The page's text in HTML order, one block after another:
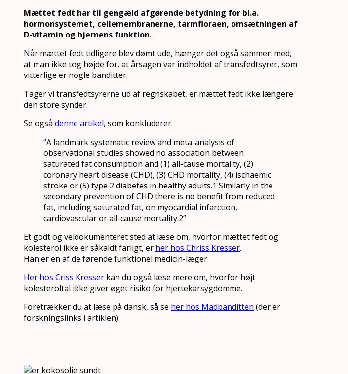
Mættet fedt har til gengæld afgørende betydning for bl.a.
hormonsystemet, cellemembranerne, tarmfloraen, omsætningen af
D-vitamin og hjernens funktion.
Når mættet fedt tidligere blev dømt ude, hænger det også sammen med,
at man ikke tog højde for, at årsagen var indholdet af transfedtsyrer, som
vitterlige er nogle banditter.
Tager vi transfedtsyrerne ud af regnskabet, er mættet fedt ikke længere
den store synder.
Se også denne artikel, som konkluderer:
“A landmark systematic review and meta-analysis of
observational studies showed no association between
saturated fat consumption and (1) all-cause mortality, (2)
coronary heart disease (CHD), (3) CHD mortality, (4) ischaemic
stroke or (5) type 2 diabetes in healthy adults.1 Similarly in the
secondary prevention of CHD there is no benefit from reduced
fat, including saturated fat, on myocardial infarction,
cardiovascular or all-cause mortality.2”
Et godt og veldokumenteret sted at læse om, hvorfor mættet fedt og
kolesterol ikke er såkaldt farligt, er her hos Chriss Kresser.
Han er en af de førende funktionel medicin-læger.
Her hos Criss Kresser kan du også læse mere om, hvorfor højt
kolesteroltal ikke giver øget risiko for hjertekarsygdomme.
Foretrækker du at læse på dansk, så se her hos Madbanditten (der er
forskningslinks i artiklen).